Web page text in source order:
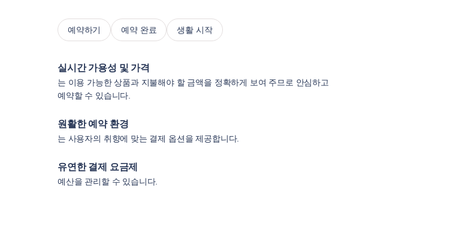
예약하기 예약 완료 생활 시작
실시간 가용성 및 가격
는 이용 가능한 상품과 지불해야 할 금액을 정확하게 보여 주므로 안심하고
예약할 수 있습니다.
원활한 예약 환경
는 사용자의 취향에 맞는 결제 옵션을 제공합니다.
유연한 결제 요금제
예산을 관리할 수 있습니다.